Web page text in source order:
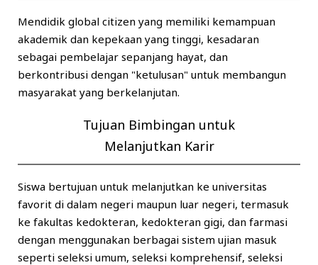
Mendidik global citizen yang memiliki kemampuan
akademik dan kepekaan yang tinggi, kesadaran
sebagai pembelajar sepanjang hayat, dan
berkontribusi dengan "ketulusan" untuk membangun
masyarakat yang berkelanjutan.
Tujuan Bimbingan untuk
Melanjutkan Karir
Siswa bertujuan untuk melanjutkan ke universitas
favorit di dalam negeri maupun luar negeri, termasuk
ke fakultas kedokteran, kedokteran gigi, dan farmasi
dengan menggunakan berbagai sistem ujian masuk
seperti seleksi umum, seleksi komprehensif, seleksi